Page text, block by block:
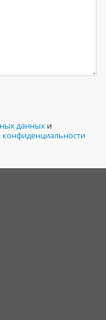
данных и
конфиденциальности